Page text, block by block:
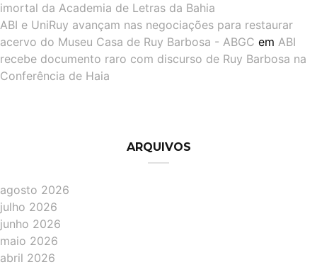
imortal da Academia de Letras da Bahia
ABI e UniRuy avançam nas negociações para restaurar
acervo do Museu Casa de Ruy Barbosa - ABGC em ABI
recebe documento raro com discurso de Ruy Barbosa na
Conferência de Haia
ARQUIVOS
agosto 2026
julho 2026
junho 2026
maio 2026
abril 2026